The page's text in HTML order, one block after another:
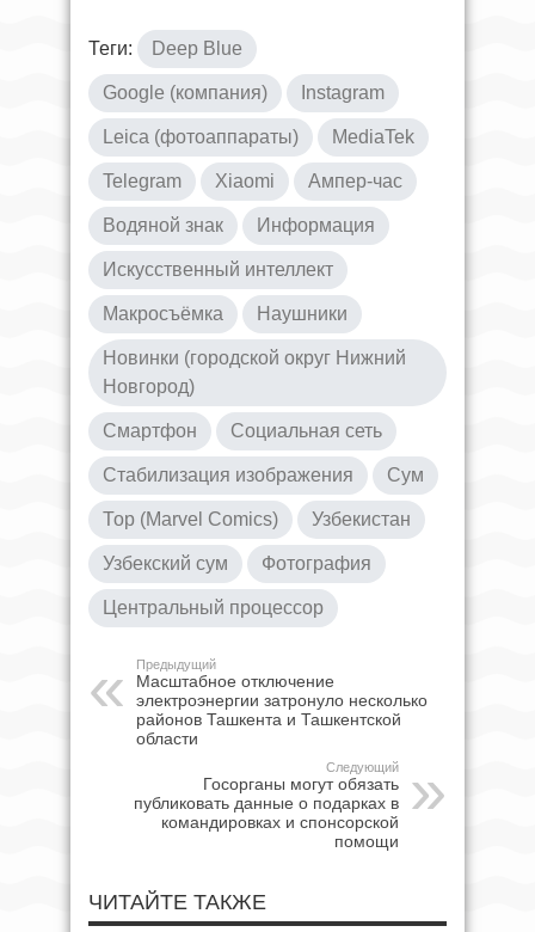
Теги: Deep Blue
Google (компания) Instagram
Leica (фотоаппараты) MediaTek
Telegram Xiaomi Ампер-час
Водяной знак Информация
Искусственный интеллект
Макросъёмка Наушники
Новинки (городской округ Нижний
Новгород)
Смартфон Социальная сеть
Стабилизация изображения Сум
Тор (Marvel Comics) Узбекистан
Узбекский сум Фотография
Центральный процессор
Предыдущий
Масштабное отключение
электроэнергии затронуло несколько
районов Ташкента и Ташкентской
области
Следующий
Госорганы могут обязать
публиковать данные о подарках в
командировках и спонсорской
помощи
ЧИТАЙТЕ ТАКЖЕ